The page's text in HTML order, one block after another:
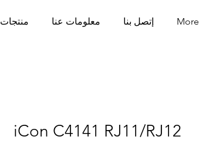
منتجات معلومات عنا إتصل بنا More
iCon C4141 RJ11/RJ12